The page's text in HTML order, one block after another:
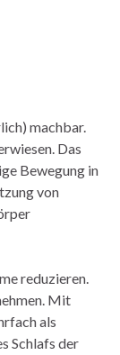
machbar.
Das
Bewegung in
von
reduzieren.
Mit
als
Schlafs der